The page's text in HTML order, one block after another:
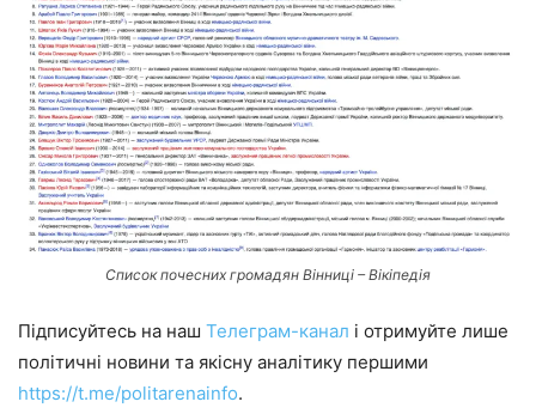
Список почесних громадян Вінниці – Вікіпедія
Підписуйтесь на наш Телеграм-канал і отримуйте лише
політичні новини та якісну аналітику першими
https://t.me/politarenainfo.